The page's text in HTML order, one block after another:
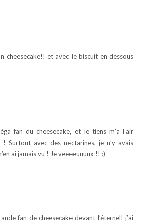
cheesecake!! et avec le biscuit en dessous
fan du cheesecake, et le tiens m’a l’air
! Surtout avec des nectarines, je n’y avais
ai jamais vu ! Je veeeeuuuux !! :)
fan de cheesecake devant l’éternel! j’ai